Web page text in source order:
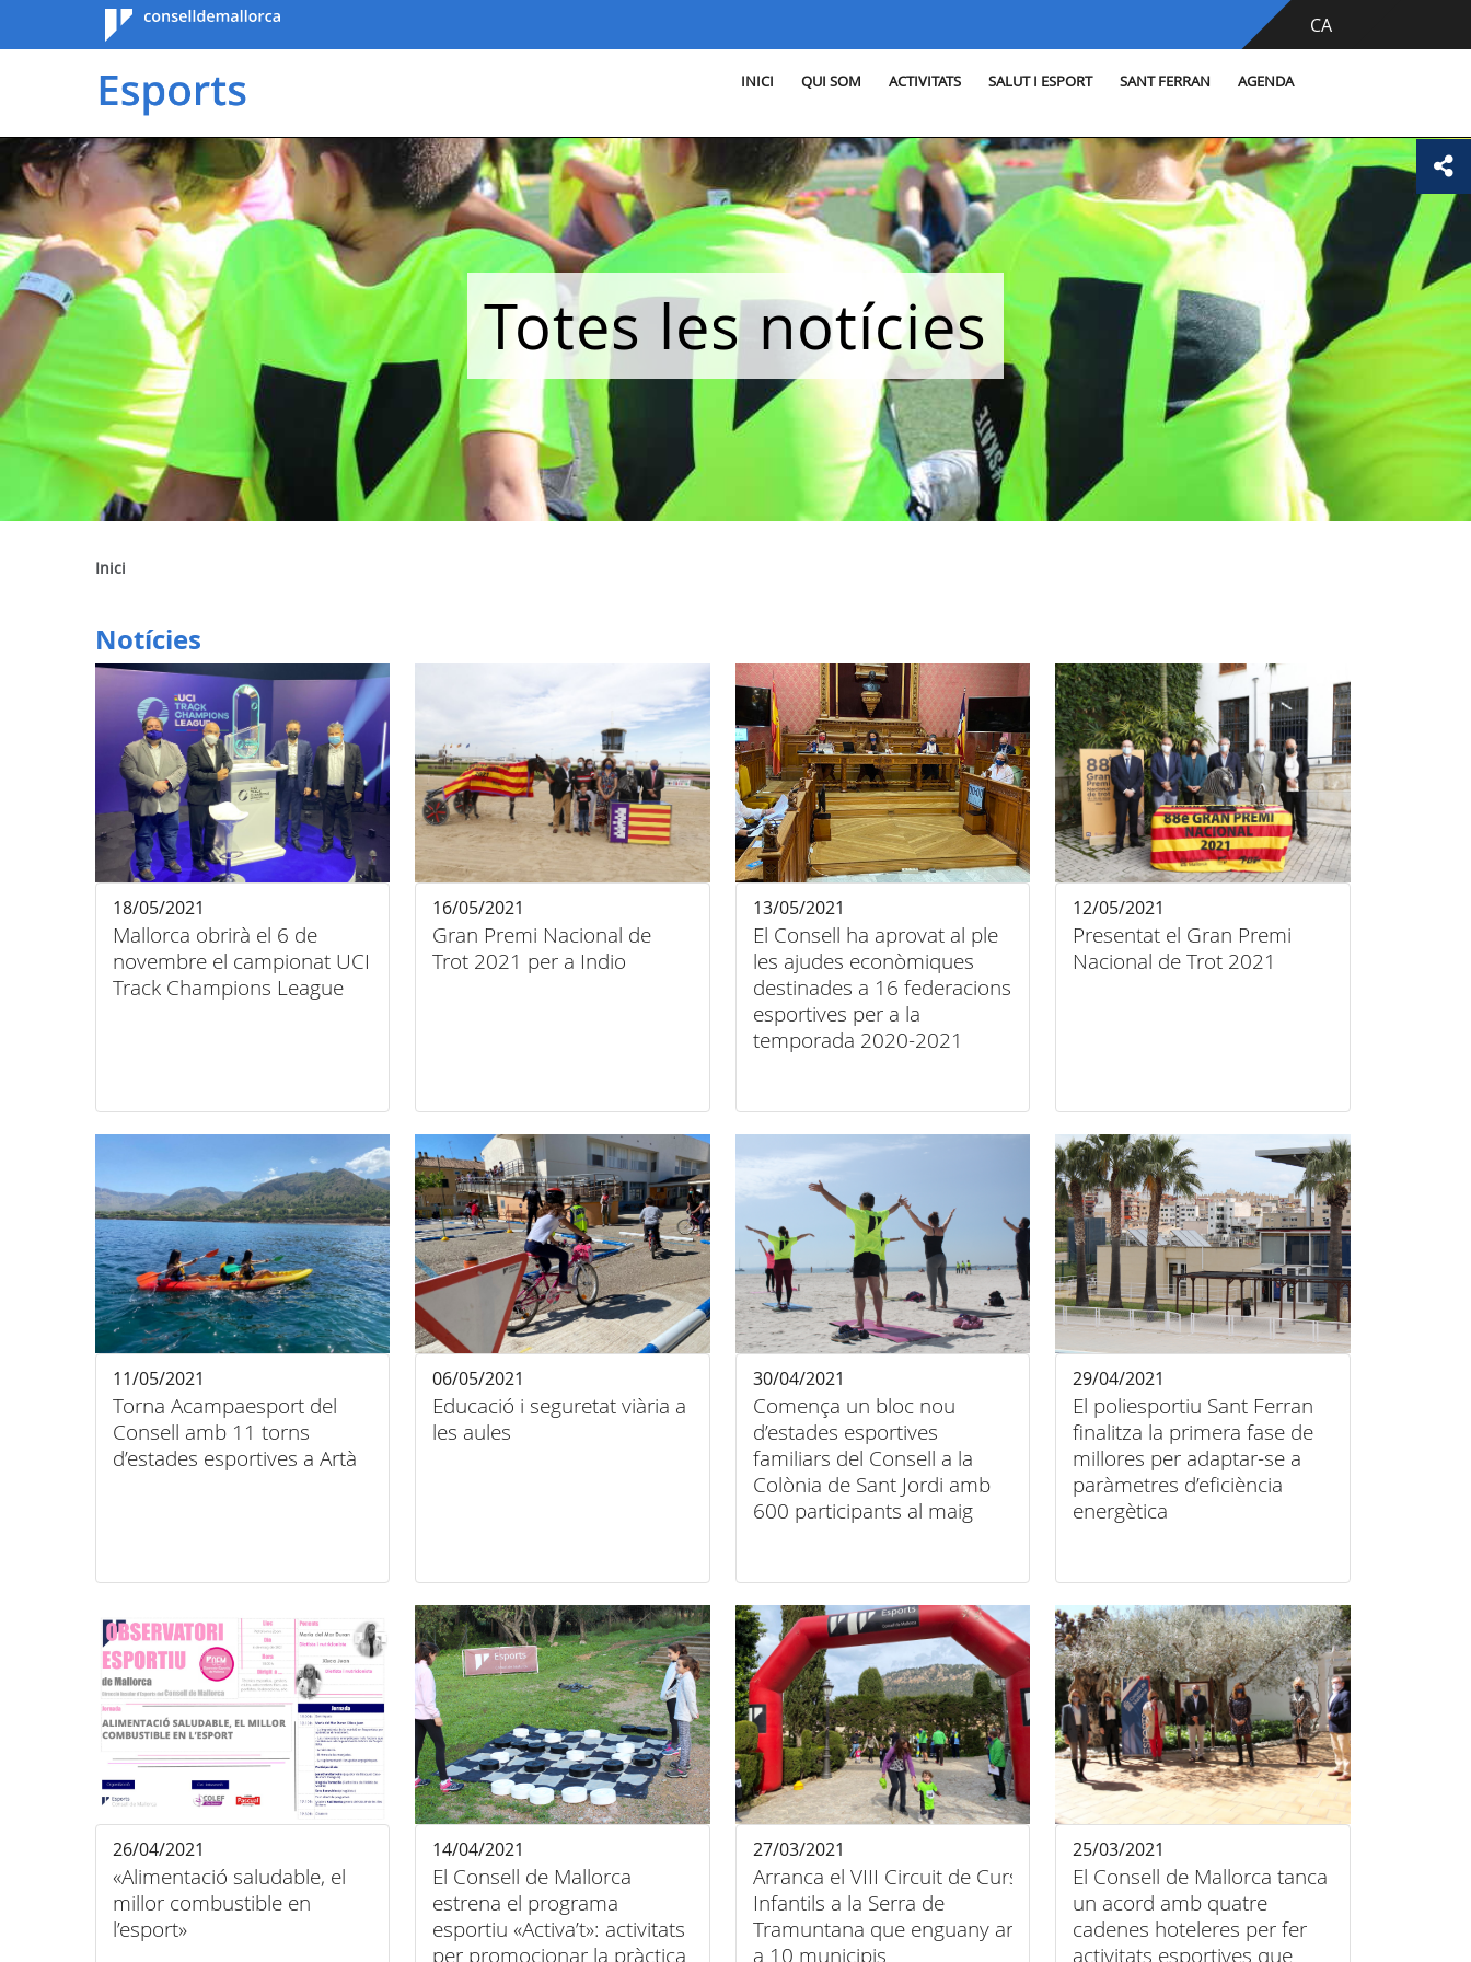
Consell de
Mallorca
CA
INICI QUI SOM ACTIVITATS SALUT I ESPORT SANT FERRAN AGENDA
Totes les notícies
Inici
Notícies
Mallorca obrirà el 6 de
novembre el campionat UCI
Track Champions League
18/05/2021
Gran Premi Nacional de
Trot 2021 per a Indio
16/05/2021
El Consell ha aprovat al ple
les ajudes econòmiques
destinades a 16 federacions
esportives per a la
temporada 2020-2021
13/05/2021
Presentat el Gran Premi
Nacional de Trot 2021
12/05/2021
Torna Acampaesport del
Consell amb 11 torns
d’estades esportives a Artà
11/05/2021
Educació i seguretat viària a
les aules
06/05/2021
Comença un bloc nou
d’estades esportives
familiars del Consell a la
Colònia de Sant Jordi amb
600 participants al maig
30/04/2021
El poliesportiu Sant Ferran
finalitza la primera fase de
millores per adaptar-se a
paràmetres d’eficiència
energètica
29/04/2021
«Alimentació saludable, el
millor combustible en
l’esport»
26/04/2021
El Consell de Mallorca
estrena el programa
esportiu «Activa’t»: activitats
per promocionar la pràctica
14/04/2021
Arranca el VIII Circuit de Curses
Infantils a la Serra de
Tramuntana que enguany arribarà
a 10 municipis
27/03/2021
El Consell de Mallorca tanca
un acord amb quatre
cadenes hoteleres per fer
activitats esportives que
25/03/2021